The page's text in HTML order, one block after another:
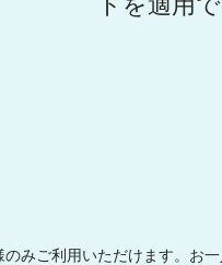
トを適用
のみご利用いただけます。お